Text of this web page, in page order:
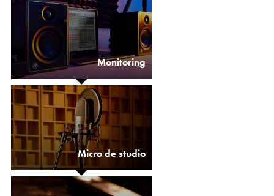
Monitoring
Micro de studio